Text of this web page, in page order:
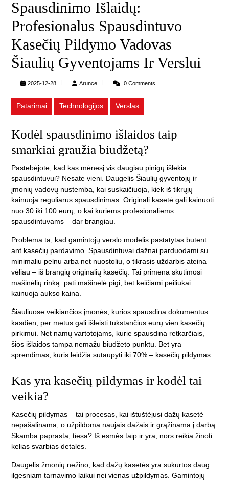
Spausdinimo Išlaidų:
Profesionalus Spausdintuvo
Kasečių Pildymo Vadovas
Šiaulių Gyventojams Ir Verslui
2025-12-28 ArunceArunce 0 Comments
Patarimai Technologijos Verslas
Kodėl spausdinimo išlaidos taip
smarkiai graužia biudžetą?
Pastebėjote, kad kas mėnesį vis daugiau pinigų išlekia
spausdintuvui? Nesate vieni. Daugelis Šiaulių gyventojų ir
įmonių vadovų nustemba, kai suskaičiuoja, kiek iš tikrųjų
kainuoja reguliarus spausdinimas. Originali kasetė gali kainuoti
nuo 30 iki 100 eurų, o kai kuriems profesionaliems
spausdintuvams – dar brangiau.
Problema ta, kad gamintojų verslo modelis pastatytas būtent
ant kasečių pardavimo. Spausdintuvai dažnai parduodami su
minimaliu pelnu arba net nuostoliu, o tikrasis uždarbis ateina
vėliau – iš brangių originalių kasečių. Tai primena skutimosi
mašinėlių rinką: pati mašinėlė pigi, bet keičiami peiliukai
kainuoja aukso kaina.
Šiauliuose veikiančios įmonės, kurios spausdina dokumentus
kasdien, per metus gali išleisti tūkstančius eurų vien kasečių
pirkimui. Net namų vartotojams, kurie spausdina retkarčiais,
šios išlaidos tampa nemažu biudžeto punktu. Bet yra
sprendimas, kuris leidžia sutaupyti iki 70% – kasečių pildymas.
Kas yra kasečių pildymas ir kodėl tai
veikia?
Kasečių pildymas – tai procesas, kai ištuštėjusi dažų kasetė
nepašalinama, o užpildoma naujais dažais ir grąžinama į darbą.
Skamba paprasta, tiesa? Iš esmės taip ir yra, nors reikia žinoti
kelias svarbias detales.
Daugelis žmonių nežino, kad dažų kasetės yra sukurtos daug
ilgesniam tarnavimo laikui nei vienas užpildymas. Gamintojų